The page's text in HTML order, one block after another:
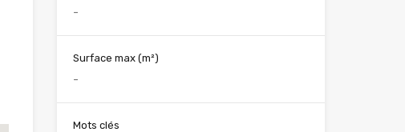
Surface max (m²)
Mots clés